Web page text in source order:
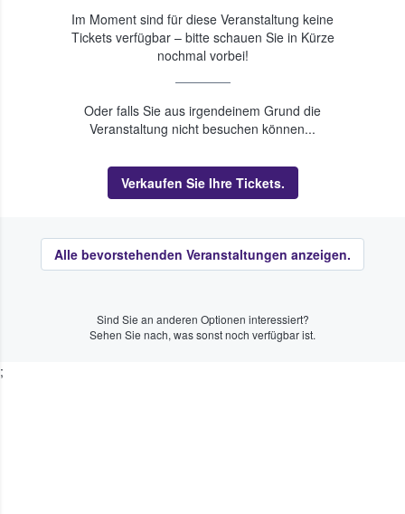
Im Moment sind für diese Veranstaltung keine
Tickets verfügbar – bitte schauen Sie in Kürze
nochmal vorbei!
Oder falls Sie aus irgendeinem Grund die
Veranstaltung nicht besuchen können...
Verkaufen Sie Ihre Tickets.
Alle bevorstehenden Veranstaltungen anzeigen.
Sind Sie an anderen Optionen interessiert?
Sehen Sie nach, was sonst noch verfügbar ist.
;